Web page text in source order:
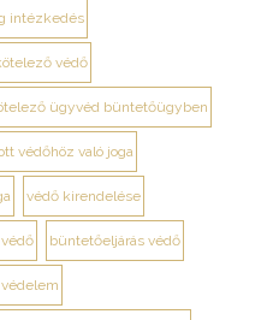
intézkedés
védő
ügyvéd büntetőügyben
védőhöz való joga
védő kirendelése
büntetőeljárás védő